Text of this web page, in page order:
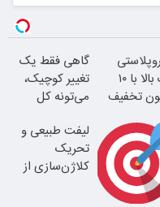
پلک بالا با ۱۰
تخفیف
گاهی فقط یک
تغییر کوچیک،
می‌تونه کل
کنه
لیفت طبیعی و
تحریک
کلاژن‌سازی از